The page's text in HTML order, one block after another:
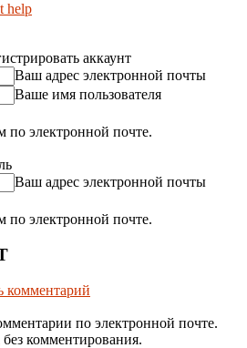
help
аккаунт
Ваш адрес электронной почты
Ваше имя пользователя
по электронной почте.
Ваш адрес электронной почты
по электронной почте.
комментарий
по электронной почте.
без комментирования.